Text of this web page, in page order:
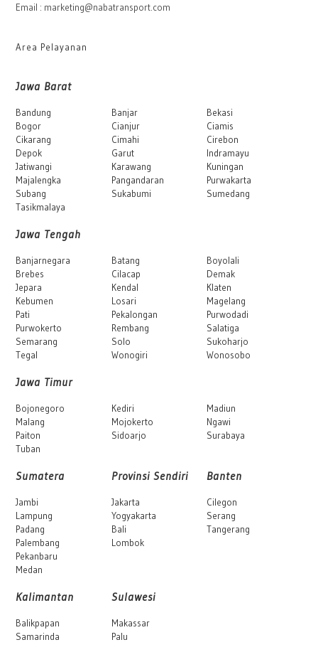
Email : marketing@nabatransport.com
Area Pelayanan
Jawa Barat
Bandung
Bogor
Cikarang
Depok
Jatiwangi
Majalengka
Subang
Tasikmalaya
Banjar
Cianjur
Cimahi
Garut
Karawang
Pangandaran
Sukabumi
Bekasi
Ciamis
Cirebon
Indramayu
Kuningan
Purwakarta
Sumedang
Jawa Tengah
Banjarnegara
Brebes
Jepara
Kebumen
Pati
Purwokerto
Semarang
Tegal
Batang
Cilacap
Kendal
Losari
Pekalongan
Rembang
Solo
Wonogiri
Boyolali
Demak
Klaten
Magelang
Purwodadi
Salatiga
Sukoharjo
Wonosobo
Jawa Timur
Bojonegoro
Malang
Paiton
Tuban
Kediri
Mojokerto
Sidoarjo
Madiun
Ngawi
Surabaya
Sumatera
Jambi
Lampung
Padang
Palembang
Pekanbaru
Medan
Provinsi Sendiri
Jakarta
Yogyakarta
Bali
Lombok
Banten
Cilegon
Serang
Tangerang
Kalimantan
Balikpapan
Samarinda
Sulawesi
Makassar
Palu